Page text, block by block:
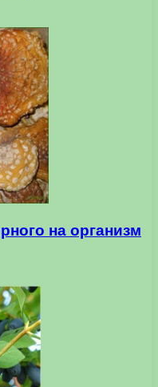
на организм